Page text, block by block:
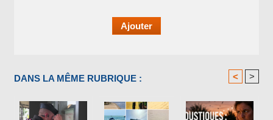
DANS LA MÊME RUBRIQUE : < >